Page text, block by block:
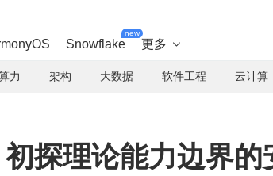
Snowflake
new
更多 
力 架构 大数据 软件工程 云计算
探理论能力边界的